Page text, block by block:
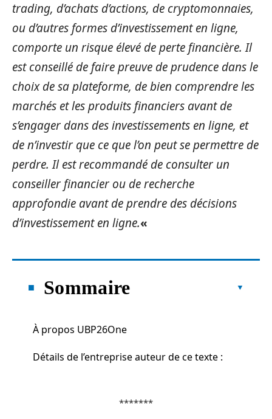
trading, d’achats d’actions, de cryptomonnaies,
ou d’autres formes d’investissement en ligne,
comporte un risque élevé de perte financière. Il
est conseillé de faire preuve de prudence dans le
choix de sa plateforme, de bien comprendre les
marchés et les produits financiers avant de
s’engager dans des investissements en ligne, et
de n’investir que ce que l’on peut se permettre de
perdre. Il est recommandé de consulter un
conseiller financier ou de recherche
approfondie avant de prendre des décisions
d’investissement en ligne.«
Sommaire
À propos UBP26One
Détails de l’entreprise auteur de ce texte :
*******